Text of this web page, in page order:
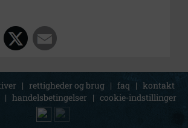
| rettigheder og brug | faq | kontakt
| handelsbetingelser | cookie-indstillinger